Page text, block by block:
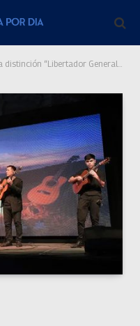
General San Martín” a Julio Cáceres